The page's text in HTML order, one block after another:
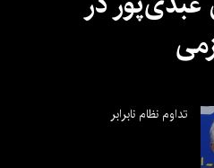
تداوم نظام نابرابر